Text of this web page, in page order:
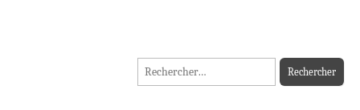
MADININ'ART
Rechercher :